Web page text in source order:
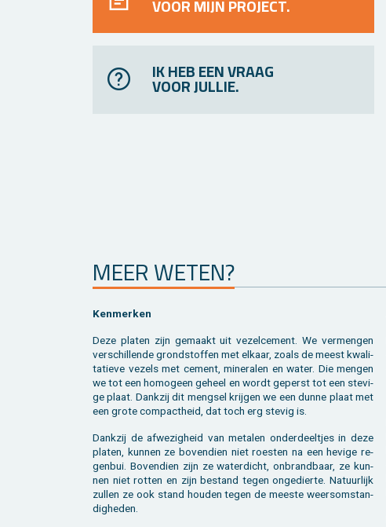
VOOR MIJN PROJECT.
IK HEB EEN VRAAG
VOOR JULLIE.
MEER WETEN?
Ken­mer­ken
Deze pla­ten zijn ge­maakt uit ve­zel­ce­ment. We ver­men­gen
ver­schil­len­de grond­stof­fen met el­kaar, zoals de meest kwa­li­
ta­tie­ve ve­zels met ce­ment, mi­ne­ra­len en water. Die men­gen
we tot een ho­mo­geen ge­heel en wordt ge­perst tot een ste­vi­
ge plaat. Dank­zij dit meng­sel krij­gen we een dunne plaat met
een grote com­pact­heid, dat toch erg ste­vig is.
Dank­zij de af­we­zig­heid van me­ta­len on­der­deel­tjes in deze
pla­ten, kun­nen ze bo­ven­dien niet roes­ten na een he­vi­ge re­
gen­bui. Bo­ven­dien zijn ze wa­ter­dicht, on­brand­baar, ze kun­
nen niet rot­ten en zijn be­stand tegen on­ge­dier­te. Na­tuur­lijk
zul­len ze ook stand hou­den tegen de mees­te weers­om­stan­
dig­he­den.